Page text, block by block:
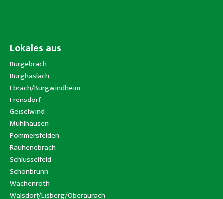
Lokales aus
Burgebrach
Burghaslach
Ebrach/Burgwindheim
Frensdorf
Geiselwind
Mühlhausen
Pommersfelden
Rauhenebrach
Schlüsselfeld
Schönbrunn
Wachenroth
Walsdorf/Lisberg/Oberaurach